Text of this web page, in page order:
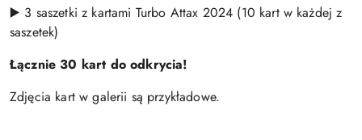
▶️ 3 saszetki z kartami Turbo Attax 2024 (10 kart w każdej z
saszetek)
Łącznie 30 kart do odkrycia!
Zdjęcia kart w galerii są przykładowe.